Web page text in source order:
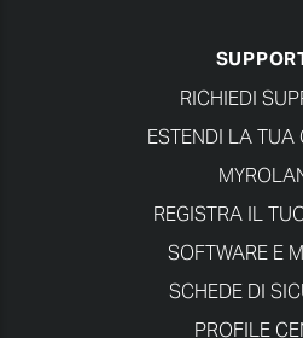
RICHIEDI
ESTENDI LA TUA
REGISTRA IL
SOFTWARE E
SCHEDE DI
PROFILE